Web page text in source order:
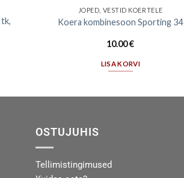
JOPED, VESTID KOERTELE
Koera kombinesoon Sporting 34
10.00€
LISA KORVI
OSTUJUHIS
Tellimistingimused